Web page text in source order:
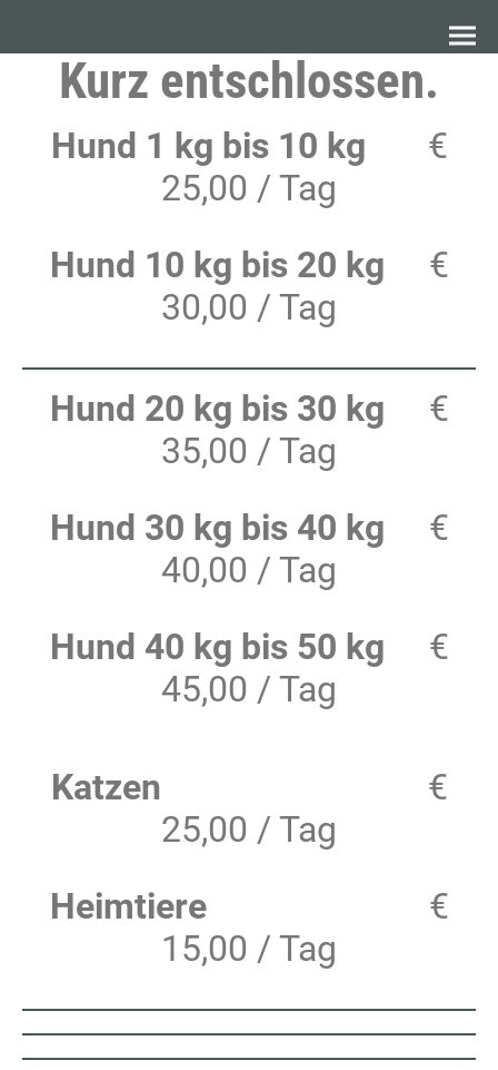
Kurz entschlossen.
Hund 1 kg bis 10 kg €
25,00 / Tag
Hund 10 kg bis 20 kg €
30,00 / Tag
Hund 20 kg bis 30 kg €
35,00 / Tag
Hund 30 kg bis 40 kg €
40,00 / Tag
Hund 40 kg bis 50 kg €
45,00 / Tag
Katzen €
25,00 / Tag
Heimtiere €
15,00 / Tag